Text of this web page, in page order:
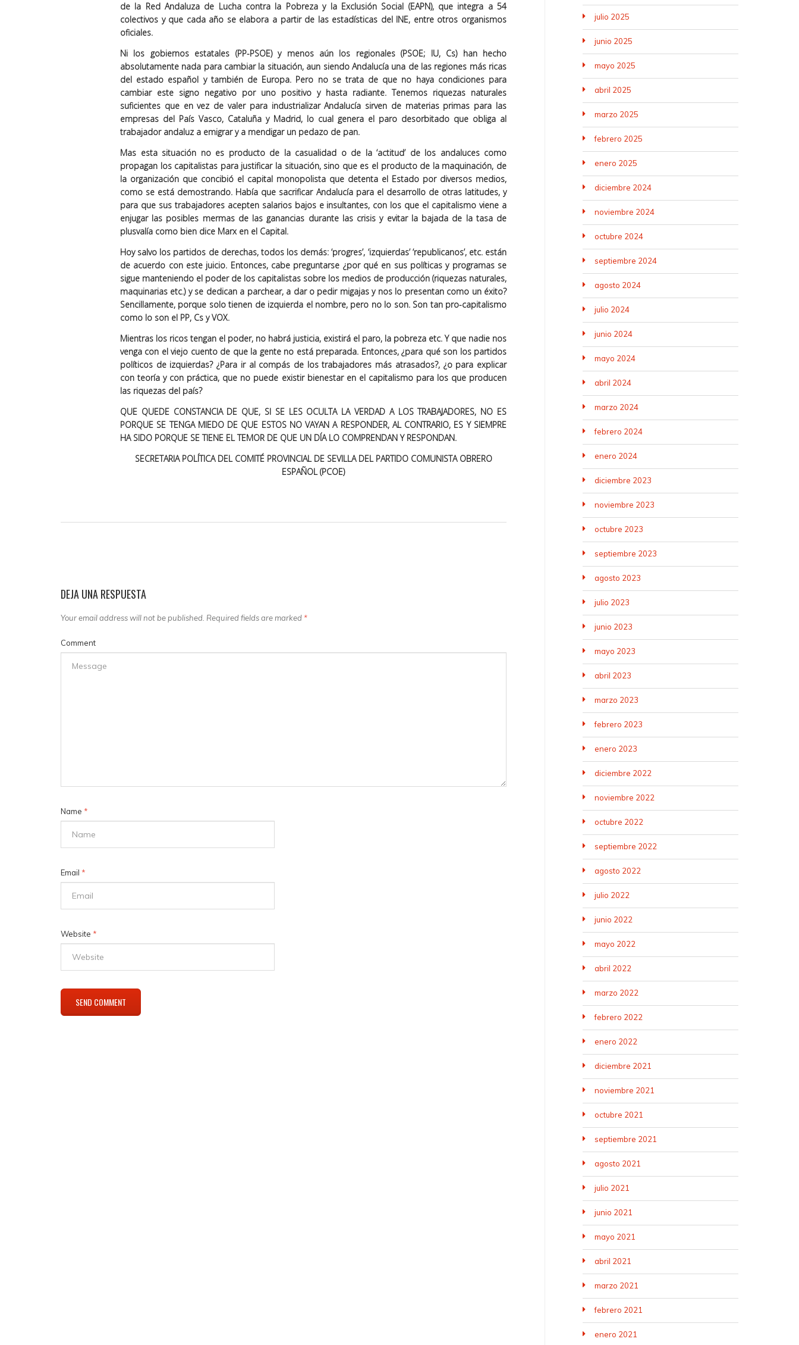
de la Red Andaluza de Lucha contra la Pobreza y la Exclusión Social (EAPN), que integra a 54
colectivos y que cada año se elabora a partir de las estadísticas del INE, entre otros organismos
oficiales.
Ni los gobiernos estatales (PP-PSOE) y menos aún los regionales (PSOE; IU, Cs) han hecho
absolutamente nada para cambiar la situación, aun siendo Andalucía una de las regiones más ricas
del estado español y también de Europa. Pero no se trata de que no haya condiciones para
cambiar este signo negativo por uno positivo y hasta radiante. Tenemos riquezas naturales
suficientes que en vez de valer para industrializar Andalucía sirven de materias primas para las
empresas del País Vasco, Cataluña y Madrid, lo cual genera el paro desorbitado que obliga al
trabajador andaluz a emigrar y a mendigar un pedazo de pan.
Mas esta situación no es producto de la casualidad o de la ‘actitud’ de los andaluces como
propagan los capitalistas para justificar la situación, sino que es el producto de la maquinación, de
la organización que concibió el capital monopolista que detenta el Estado por diversos medios,
como se está demostrando. Había que sacrificar Andalucía para el desarrollo de otras latitudes, y
para que sus trabajadores acepten salarios bajos e insultantes, con los que el capitalismo viene a
enjugar las posibles mermas de las ganancias durante las crisis y evitar la bajada de la tasa de
plusvalía como bien dice Marx en el Capital.
Hoy salvo los partidos de derechas, todos los demás: ‘progres’, ‘izquierdas’ ‘republicanos’, etc. están
de acuerdo con este juicio. Entonces, cabe preguntarse ¿por qué en sus políticas y programas se
sigue manteniendo el poder de los capitalistas sobre los medios de producción (riquezas naturales,
maquinarias etc.) y se dedican a parchear, a dar o pedir migajas y nos lo presentan como un éxito?
Sencillamente, porque solo tienen de izquierda el nombre, pero no lo son. Son tan pro-capitalismo
como lo son el PP, Cs y VOX.
Mientras los ricos tengan el poder, no habrá justicia, existirá el paro, la pobreza etc. Y que nadie nos
venga con el viejo cuento de que la gente no está preparada. Entonces, ¿para qué son los partidos
políticos de izquierdas? ¿Para ir al compás de los trabajadores más atrasados?, ¿o para explicar
con teoría y con práctica, que no puede existir bienestar en el capitalismo para los que producen
las riquezas del país?
QUE QUEDE CONSTANCIA DE QUE, SI SE LES OCULTA LA VERDAD A LOS TRABAJADORES, NO ES
PORQUE SE TENGA MIEDO DE QUE ESTOS NO VAYAN A RESPONDER, AL CONTRARIO, ES Y SIEMPRE
HA SIDO PORQUE SE TIENE EL TEMOR DE QUE UN DÍA LO COMPRENDAN Y RESPONDAN.
SECRETARIA POLÍTICA DEL COMITÉ PROVINCIAL DE SEVILLA DEL PARTIDO COMUNISTA OBRERO
ESPAÑOL (PCOE)
DEJA UNA RESPUESTA
Your email address will not be published. Required fields are marked *
Comment
Name *
Email *
Website *
julio 2025
junio 2025
mayo 2025
abril 2025
marzo 2025
febrero 2025
enero 2025
diciembre 2024
noviembre 2024
octubre 2024
septiembre 2024
agosto 2024
julio 2024
junio 2024
mayo 2024
abril 2024
marzo 2024
febrero 2024
enero 2024
diciembre 2023
noviembre 2023
octubre 2023
septiembre 2023
agosto 2023
julio 2023
junio 2023
mayo 2023
abril 2023
marzo 2023
febrero 2023
enero 2023
diciembre 2022
noviembre 2022
octubre 2022
septiembre 2022
agosto 2022
julio 2022
junio 2022
mayo 2022
abril 2022
marzo 2022
febrero 2022
enero 2022
diciembre 2021
noviembre 2021
octubre 2021
septiembre 2021
agosto 2021
julio 2021
junio 2021
mayo 2021
abril 2021
marzo 2021
febrero 2021
enero 2021